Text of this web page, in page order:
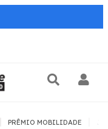
PRÊMIO MOBILIDADE